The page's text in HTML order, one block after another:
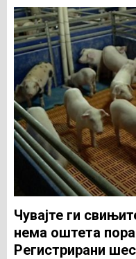
Чувајте ги
нема оштета
Регистрирани